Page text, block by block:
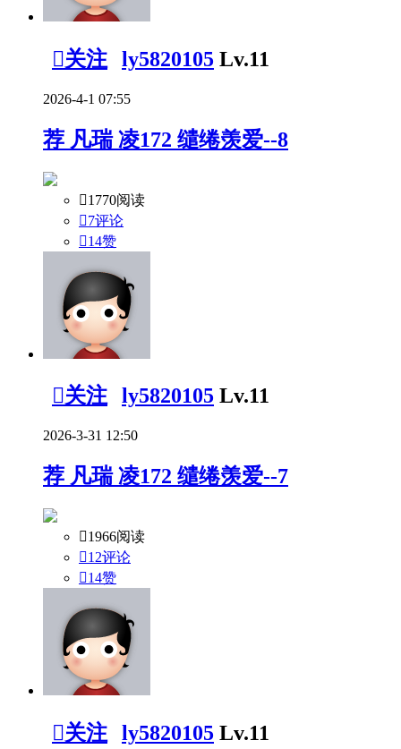
关注 ly5820105 Lv.11
2026-4-1 07:55
荐 凡瑞 凌172 缱绻羡爱--8
1770阅读
7评论
14赞
关注 ly5820105 Lv.11
2026-3-31 12:50
荐 凡瑞 凌172 缱绻羡爱--7
1966阅读
12评论
14赞
关注 ly5820105 Lv.11